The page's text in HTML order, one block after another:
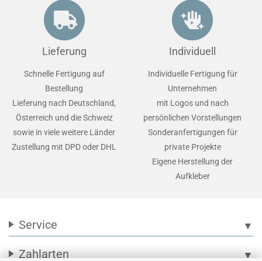
Lieferung
Schnelle Fertigung auf
Bestellung
Lieferung nach Deutschland,
Österreich und die Schweiz
sowie in viele weitere Länder
Zustellung mit DPD oder DHL
Individuell
Individuelle Fertigung für
Unternehmen
mit Logos und nach
persönlichen Vorstellungen
Sonderanfertigungen für
private Projekte
Eigene Herstellung der
Aufkleber
Service ▼
Zahlarten ▼